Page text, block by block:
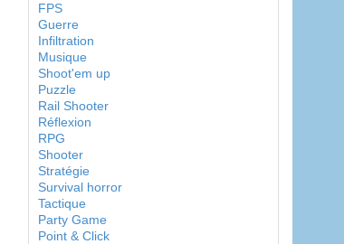
FPS
Guerre
Infiltration
Musique
Shoot'em up
Puzzle
Rail Shooter
Réflexion
RPG
Shooter
Stratégie
Survival horror
Tactique
Party Game
Point & Click